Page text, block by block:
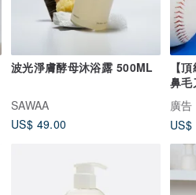
波光淨膚酵母沐浴露 500ML
SAWAA
US$ 49.00
【
鼻毛
物
廣告